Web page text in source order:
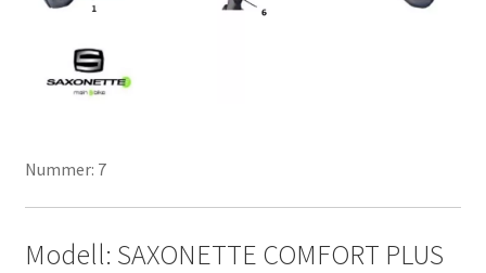
Nummer: 7
Modell: SAXONETTE COMFORT PLUS